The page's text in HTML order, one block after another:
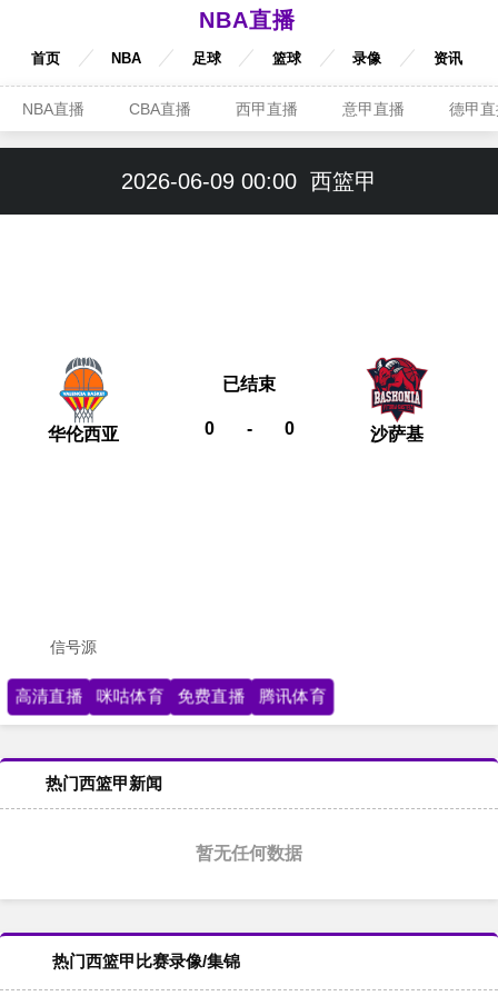
NBA直播
首页 NBA 足球 篮球 录像 资讯
NBA直播 CBA直播 西甲直播 意甲直播 德甲
2026-06-09 00:00 西篮甲
华伦西亚 0 - 0
已结束
沙萨基
信号源
高清直播 咪咕体育 免费直播 腾讯体育
热门西篮甲新闻
暂无任何数据
热门西篮甲比赛录像/集锦